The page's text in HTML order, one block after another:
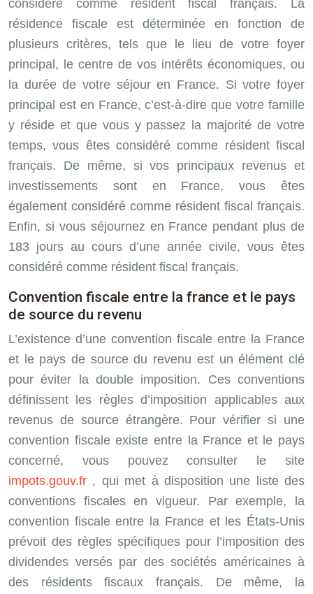
considéré comme résident fiscal français. La
résidence fiscale est déterminée en fonction de
plusieurs critères, tels que le lieu de votre foyer
principal, le centre de vos intérêts économiques, ou
la durée de votre séjour en France. Si votre foyer
principal est en France, c’est-à-dire que votre famille
y réside et que vous y passez la majorité de votre
temps, vous êtes considéré comme résident fiscal
français. De même, si vos principaux revenus et
investissements sont en France, vous êtes
également considéré comme résident fiscal français.
Enfin, si vous séjournez en France pendant plus de
183 jours au cours d’une année civile, vous êtes
considéré comme résident fiscal français.
Convention fiscale entre la france et le pays
de source du revenu
L’existence d’une convention fiscale entre la France
et le pays de source du revenu est un élément clé
pour éviter la double imposition. Ces conventions
définissent les règles d’imposition applicables aux
revenus de source étrangère. Pour vérifier si une
convention fiscale existe entre la France et le pays
concerné, vous pouvez consulter le site
impots.gouv.fr , qui met à disposition une liste des
conventions fiscales en vigueur. Par exemple, la
convention fiscale entre la France et les États-Unis
prévoit des règles spécifiques pour l’imposition des
dividendes versés par des sociétés américaines à
des résidents fiscaux français. De même, la